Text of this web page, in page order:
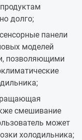
долго;
панели
моделей
позволяющими
смешивание
может
холодильника;